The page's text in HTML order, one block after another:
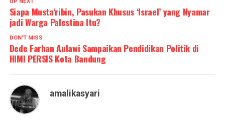
Siapa Musta’ribin, Pasukan Khusus ‘Israel’ yang Nyamar
jadi Warga Palestina Itu?
DON'T MISS
Dede Farhan Aulawi Sampaikan Pendidikan Politik di
HIMI PERSIS Kota Bandung
amalikasyari